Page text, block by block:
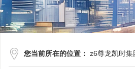
您当前所在的位置： z6尊龙凯时集